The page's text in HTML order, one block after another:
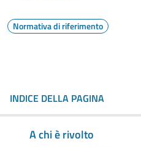
Normativa di riferimento
INDICE DELLA PAGINA
A chi è rivolto